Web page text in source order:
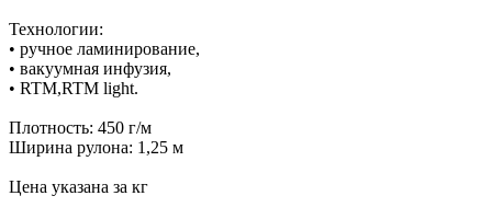
Технологии:
• ручное ламинирование,
• вакуумная инфузия,
• RTM,RTM light.
Плотность: 450 г/м
Ширина рулона: 1,25 м
Цена указана за кг